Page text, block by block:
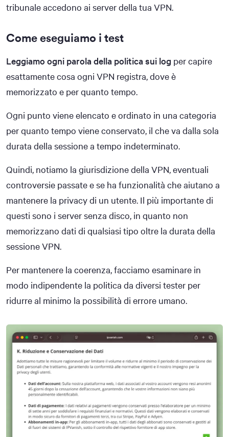
tribunale accedono ai server della tua VPN.
Come eseguiamo i test
Leggiamo ogni parola della politica sui log per capire
esattamente cosa ogni VPN registra, dove è
memorizzato e per quanto tempo.
Ogni punto viene elencato e ordinato in una categoria
per quanto tempo viene conservato, il che va dalla sola
durata della sessione a tempo indeterminato.
Quindi, notiamo la giurisdizione della VPN, eventuali
controversie passate e se ha funzionalità che aiutano a
mantenere la privacy di un utente. Il più importante di
questi sono i server senza disco, in quanto non
memorizzano dati di qualsiasi tipo oltre la durata della
sessione VPN.
Per mantenere la coerenza, facciamo esaminare in
modo indipendente la politica da diversi tester per
ridurre al minimo la possibilità di errore umano.